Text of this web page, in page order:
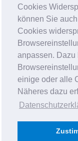
Cookies
können Sie
Cookies
anpassen. Dazu
einige oder alle
Näheres dazu